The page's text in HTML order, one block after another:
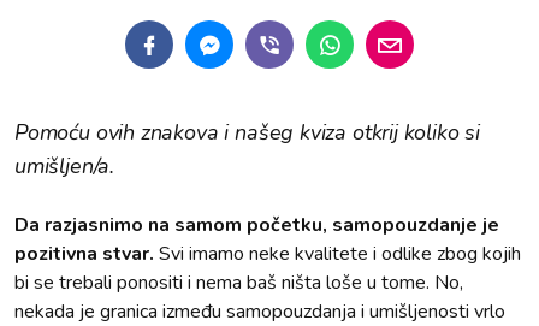
Pomoću ovih znakova i našeg kviza otkrij koliko si
umišljen/a.
Da razjasnimo na samom početku, samopouzdanje je
pozitivna stvar. Svi imamo neke kvalitete i odlike zbog kojih
bi se trebali ponositi i nema baš ništa loše u tome. No,
nekada je granica između samopouzdanja i umišljenosti vrlo